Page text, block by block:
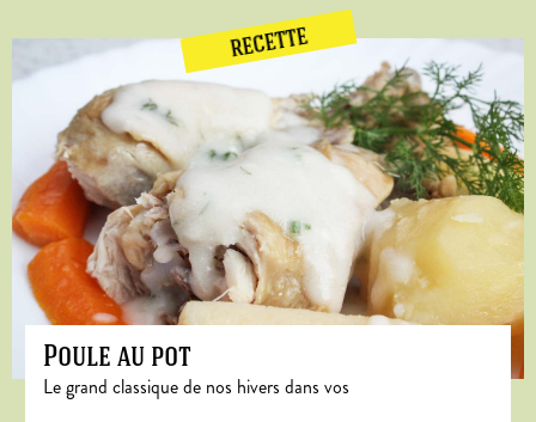
RECETTE
Poule au pot
Le grand classique de nos hivers dans vos